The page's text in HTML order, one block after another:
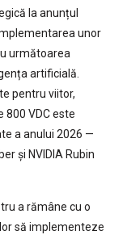
la anunțul
unor
următoarea
artificială.
pentru viitor,
VDC este
a anului 2026 —
și NVIDIA Rubin
a rămâne cu o
să implementeze